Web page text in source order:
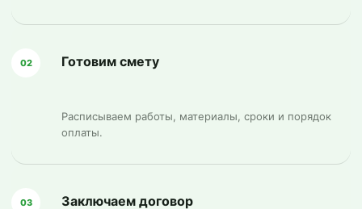
02 Готовим смету
Расписываем работы, материалы, сроки и порядок
оплаты.
03 Заключаем договор